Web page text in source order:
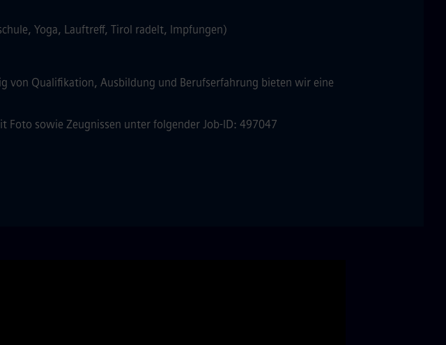
Yoga, Lauftreff, Tirol radelt, Impfungen)
von Qualifikation, Ausbildung und Berufserfahrung bieten wir eine
Foto sowie Zeugnissen unter folgender Job-ID: 497047